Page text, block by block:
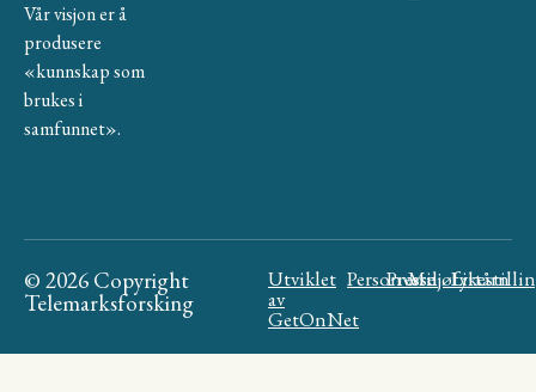
Vår visjon er å
produsere
«kunnskap som
brukes i
samfunnet».
© 2026 Copyright
Telemarksforsking
Utviklet
av
GetOnNet
Personvern
Presse
Miljøfyrtårn